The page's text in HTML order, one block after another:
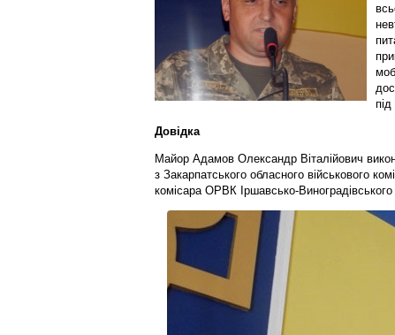
Довідка
Майор Адамов Олександр Віталійович
з Закарпатського обласного військового
комісара ОРВК Іршавсько-Виноградівського